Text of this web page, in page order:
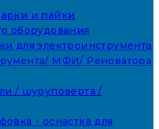
и пайки
оборудования
для электроинструмента
МФИ/ Реноватора
/ шуруповерта /
- оснастка для